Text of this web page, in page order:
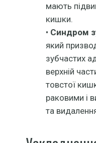
мають
кишки.
• Синдром
який
зубчастих
верхній
товстої
раковими і
та